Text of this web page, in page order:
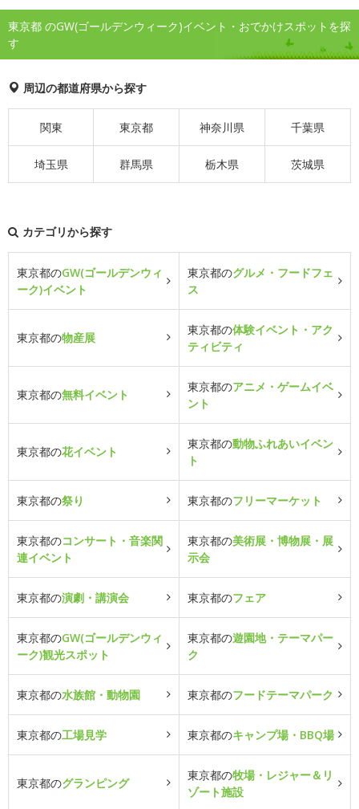
東京都 のGW(ゴールデンウィーク)イベント・おでかけスポットを探
す
周辺の都道府県から探す
関東 東京都 神奈川県 千葉県
埼玉県 群馬県 栃木県 茨城県
カテゴリから探す
東京都のGW(ゴールデンウィ
ーク)イベント
東京都のグルメ・フードフェ
ス
東京都の物産展
東京都の体験イベント・アク
ティビティ
東京都の無料イベント
東京都のアニメ・ゲームイベ
ント
東京都の花イベント
東京都の動物ふれあいイベン
ト
東京都の祭り 東京都のフリーマーケット
東京都のコンサート・音楽関
連イベント
東京都の美術展・博物展・展
示会
東京都の演劇・講演会 東京都のフェア
東京都のGW(ゴールデンウィ
ーク)観光スポット
東京都の遊園地・テーマパー
ク
東京都の水族館・動物園 東京都のフードテーマパーク
東京都の工場見学 東京都のキャンプ場・BBQ場
東京都のグランピング
東京都の牧場・レジャー＆リ
ゾート施設